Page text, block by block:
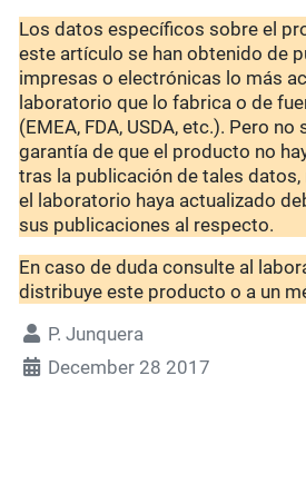
Los datos específicos sobre el
este artículo se han obtenido de
impresas o electrónicas lo más
laboratorio que lo fabrica o de
(EMEA, FDA, USDA, etc.). Pero
garantía de que el producto no
tras la publicación de tales datos,
el laboratorio haya actualizado
sus publicaciones al respecto.
En caso de duda consulte al
distribuye este producto o a un
P. Junquera
December 28 2017